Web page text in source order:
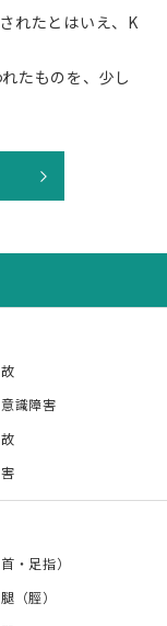
れたとはいえ、K
たものを、少し
識障害
・足指）
（脛）